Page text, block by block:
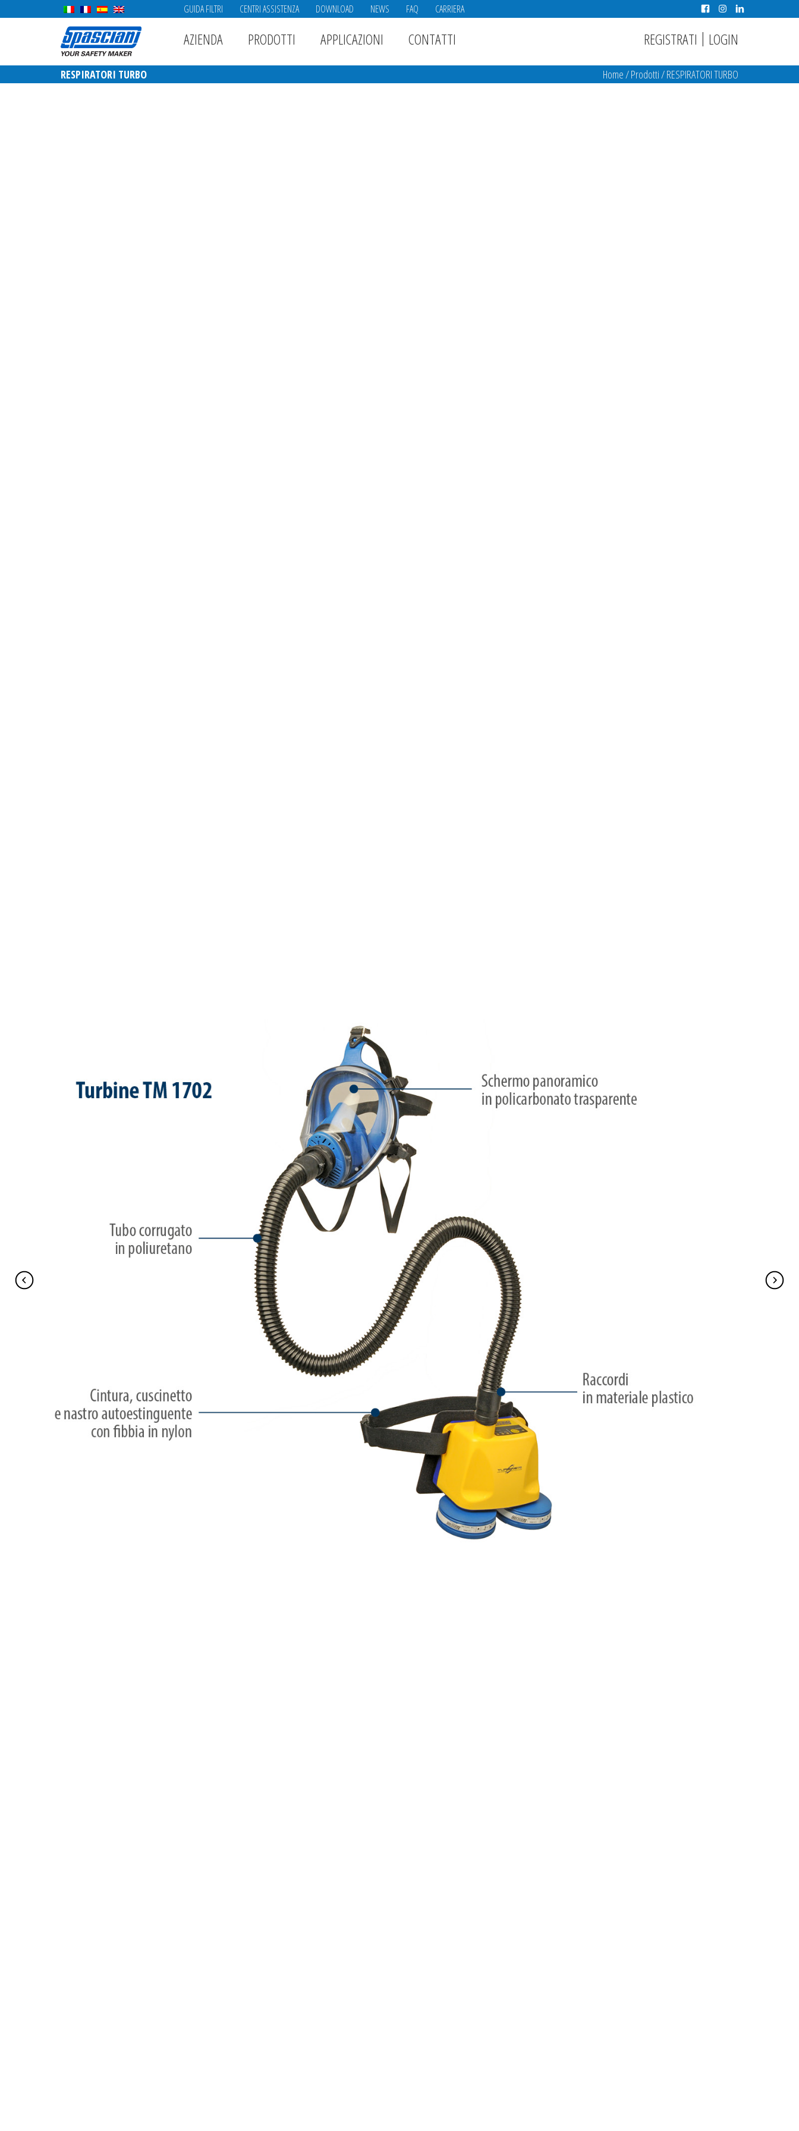
GUIDA FILTRI CENTRI ASSISTENZA DOWNLOAD NEWS FAQ CARRIERA
AZIENDA PRODOTTI APPLICAZIONI CONTATTI REGISTRATI | LOGIN
RESPIRATORI TURBO Home/Prodotti/RESPIRATORI TURBO